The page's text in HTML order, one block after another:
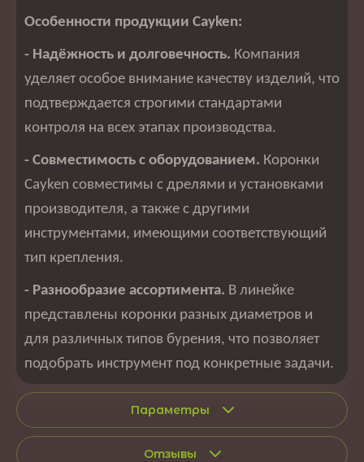
Особенности продукции Cayken:
- Надёжность и долговечность. Компания
уделяет особое внимание качеству изделий, что
подтверждается строгими стандартами
контроля на всех этапах производства.
- Совместимость с оборудованием. Коронки
Cayken совместимы с дрелями и установками
производителя, а также с другими
инструментами, имеющими соответствующий
тип крепления.
- Разнообразие ассортимента. В линейке
представлены коронки разных диаметров и
для различных типов бурения, что позволяет
подобрать инструмент под конкретные задачи.
Параметры
Отзывы